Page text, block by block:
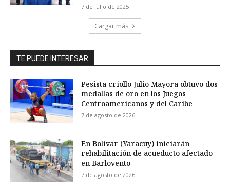
7 de julio de 2025
Cargar más
TE PUEDE INTERESAR
Pesista criollo Julio Mayora obtuvo dos
medallas de oro en los Juegos
Centroamericanos y del Caribe
7 de agosto de 2026
En Bolívar (Yaracuy) iniciarán
rehabilitación de acueducto afectado
en Barlovento
7 de agosto de 2026